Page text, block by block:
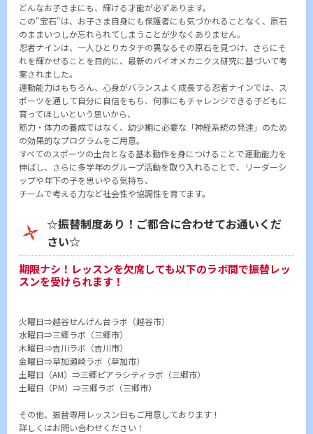
どんなお子さまにも、輝ける才能が必ずあります。
この"宝石"は、お子さま自身にも保護者にも気づかれることなく、原石
のままいつしか忘れられてしまうことが少なくありません。
忍者ナインは、一人ひとりカタチの異なるその原石を見つけ、さらにそ
れを輝かせることを目的に、最新のバイオメカニクス研究に基づいて考
案されました。
運動能力はもちろん、心身がバランスよく成長する忍者ナインでは、ス
ポーツを通して自分に自信をもち、何事にもチャレンジできる子どもに
育ってほしいという思いから、
筋力・体力の養成ではなく、幼少期に必要な「神経系統の発達」のため
の効果的なプログラムをご用意。
すべてのスポーツの土台となる基本動作を身につけることで運動能力を
伸ばし、さらに多学年のグループ活動を取り入れることで、リーダーシ
ップや年下の子を思いやる気持ち、
チームで考える力など社会性や協調性を育てます。
☆振替制度あり！ご都合に合わせてお通いくだ
さい☆
期限ナシ！レッスンを欠席しても以下のラボ間で振替レッ
スンを受けられます！
火曜日⇒越谷せんげん台ラボ（越谷市）
水曜日⇒三郷ラボ（三郷市）
木曜日⇒吉川ラボ（吉川市）
金曜日⇒草加瀬崎ラボ（草加市）
土曜日（AM）⇒三郷ピアラシティラボ（三郷市）
土曜日（PM）⇒三郷ラボ（三郷市）
その他、振替専用レッスン日もご用意しております！
詳しくはお問い合わせください！